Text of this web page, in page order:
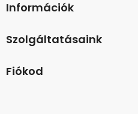
Információk
Szolgáltatásaink
Fiókod